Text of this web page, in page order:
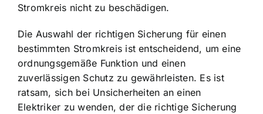
Stromkreis nicht zu beschädigen.
Die Auswahl der richtigen Sicherung für einen
bestimmten Stromkreis ist entscheidend, um eine
ordnungsgemäße Funktion und einen
zuverlässigen Schutz zu gewährleisten. Es ist
ratsam, sich bei Unsicherheiten an einen
Elektriker zu wenden, der die richtige Sicherung